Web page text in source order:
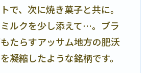
で、次に焼き菓子と共に。
ルクを少し添えて…。ブラ
たらすアッサム地方の肥沃
凝縮したような銘柄です。